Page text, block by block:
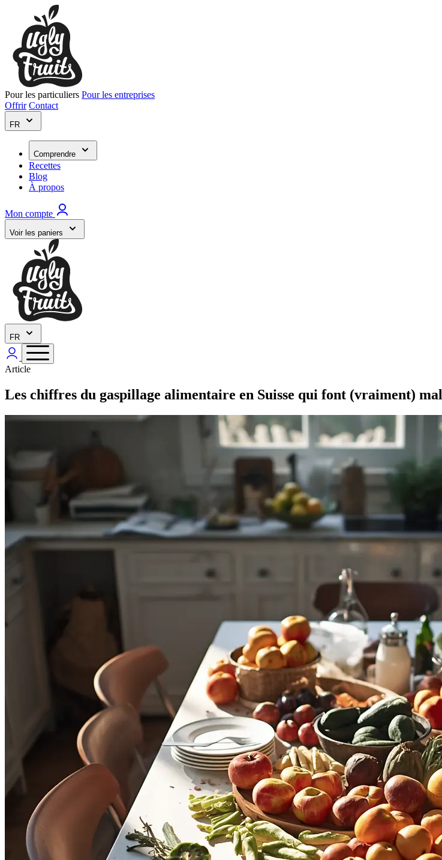
Pour les particuliers Pour les entreprises
Offrir Contact
FR
Comprendre
Recettes
Blog
À propos
Mon compte
Voir les paniers
FR
Article
Les chiffres du gaspillage alimentaire en Suisse qui font (vraiment) mal